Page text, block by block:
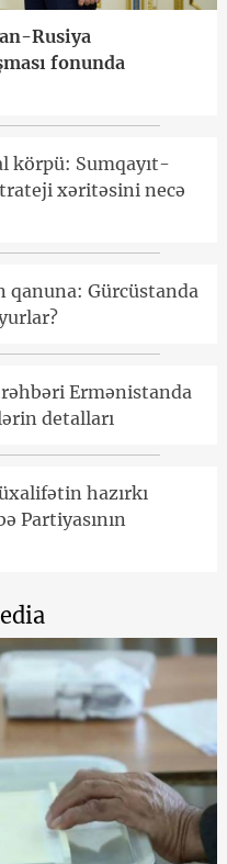
Rusiya
fonunda
körpü: Sumqayıt-
xəritəsini necə
Gürcüstanda
Ermənistanda
detalları
hazırkı
Partiyasının